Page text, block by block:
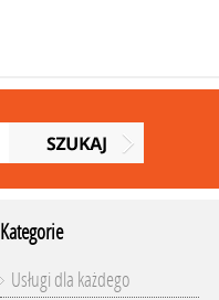
Kategorie
Usługi dla każdego